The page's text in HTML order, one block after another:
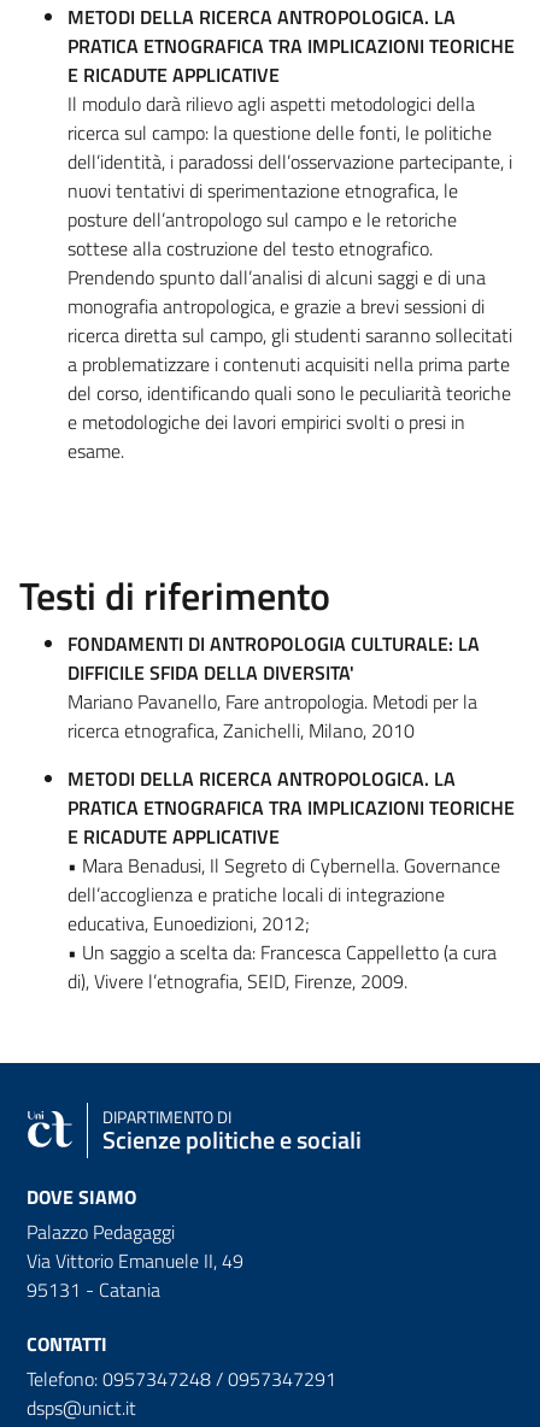
METODI DELLA RICERCA ANTROPOLOGICA. LA
PRATICA ETNOGRAFICA TRA IMPLICAZIONI TEORICHE
E RICADUTE APPLICATIVE
Il modulo darà rilievo agli aspetti metodologici della
ricerca sul campo: la questione delle fonti, le politiche
dell’identità, i paradossi dell’osservazione partecipante, i
nuovi tentativi di sperimentazione etnografica, le
posture dell’antropologo sul campo e le retoriche
sottese alla costruzione del testo etnografico.
Prendendo spunto dall’analisi di alcuni saggi e di una
monografia antropologica, e grazie a brevi sessioni di
ricerca diretta sul campo, gli studenti saranno sollecitati
a problematizzare i contenuti acquisiti nella prima parte
del corso, identificando quali sono le peculiarità teoriche
e metodologiche dei lavori empirici svolti o presi in
esame.
Testi di riferimento
FONDAMENTI DI ANTROPOLOGIA CULTURALE: LA
DIFFICILE SFIDA DELLA DIVERSITA'
Mariano Pavanello, Fare antropologia. Metodi per la
ricerca etnografica, Zanichelli, Milano, 2010
METODI DELLA RICERCA ANTROPOLOGICA. LA
PRATICA ETNOGRAFICA TRA IMPLICAZIONI TEORICHE
E RICADUTE APPLICATIVE
• Mara Benadusi, Il Segreto di Cybernella. Governance
dell’accoglienza e pratiche locali di integrazione
educativa, Eunoedizioni, 2012;
• Un saggio a scelta da: Francesca Cappelletto (a cura
di), Vivere l’etnografia, SEID, Firenze, 2009.
DIPARTIMENTO DI
Scienze politiche e sociali
DOVE SIAMO
Palazzo Pedagaggi
Via Vittorio Emanuele II, 49
95131 - Catania
CONTATTI
Telefono: 0957347248 / 0957347291
dsps@unict.it